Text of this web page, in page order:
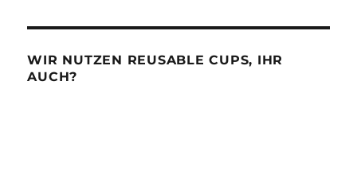
WIR NUTZEN REUSABLE CUPS, IHR
AUCH?